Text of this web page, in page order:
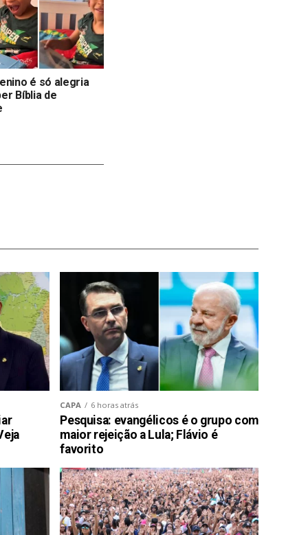
é só alegria
Bíblia de
CAPA 6 horas atrás
Pesquisa: evangélicos é o grupo com
maior rejeição a Lula; Flávio é
favorito